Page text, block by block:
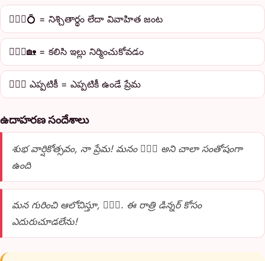
👩‍❤️‍👨💍 = నిశ్చితార్థం లేదా వివాహిత జంట
👩‍❤️‍👨🏡 = కలిసి ఇల్లు నిర్మించుకోవడం
👩‍❤️‍👨 ఎప్పటికీ = ఎప్పటికీ ఉండే ప్రేమ
ఉదాహరణ సందేశాలు
శుభ వార్షికోత్సవం, నా ప్రేమ! మనం 👩‍❤️‍👨 అని చాలా సంతోషంగా
ఉంది
మన గురించి ఆలోచిస్తూ, 👩‍❤️‍👨. ఈ రాత్రి డిన్నర్ కోసం
ఎదురుచూడలేను!